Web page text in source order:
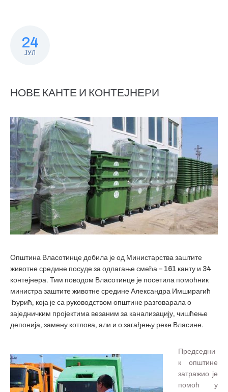
24
ЈУЛ
НОВЕ КАНТЕ И КОНТЕЈНЕРИ
Општина Власотинце добила је од Министарства заштите
животне средине посуде за одлагање смећа – 161 канту и 34
контејнера. Тим поводом Власотинце је посетила помоћник
министра заштите животне средине Александра Имширагић
Ђурић, која је са руководством општине разговарала о
заједничким пројектима везаним за канализацију, чишћење
депонија, замену котлова, али и о загађењу реке Власине.
Председни
к општине
затражио је
помоћ у